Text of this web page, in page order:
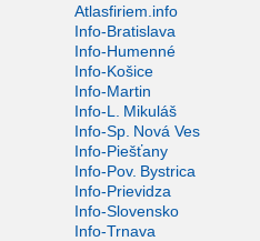
Atlasfiriem.info
Info-Bratislava
Info-Humenné
Info-Košice
Info-Martin
Info-L. Mikuláš
Info-Sp. Nová Ves
Info-Piešťany
Info-Pov. Bystrica
Info-Prievidza
Info-Slovensko
Info-Trnava